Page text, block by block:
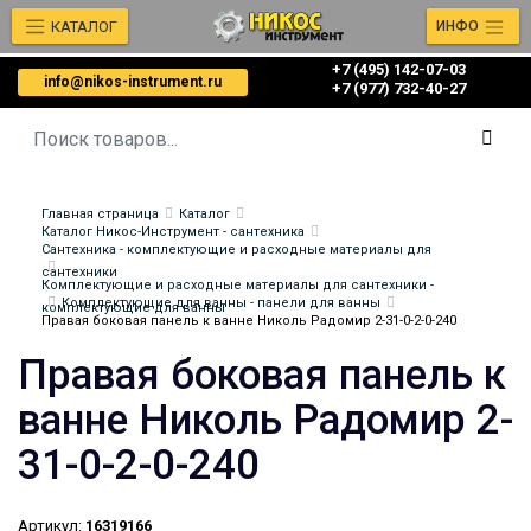
info@nikos-instrument.ru
+7 (495) 142-07-03
‎‎+7 (977) 732-40-27
КАТАЛОГ ИНФО
Главная страница
Каталог
Каталог Никос-Инструмент - сантехника
Сантехника - комплектующие и расходные материалы для
сантехники
Комплектующие и расходные материалы для сантехники -
комплектующие для ванны
Комплектующие для ванны - панели для ванны
Правая боковая панель к ванне Николь Радомир 2-31-0-2-0-240
Правая боковая панель к
ванне Николь Радомир 2-
31-0-2-0-240
Артикул: 16319166